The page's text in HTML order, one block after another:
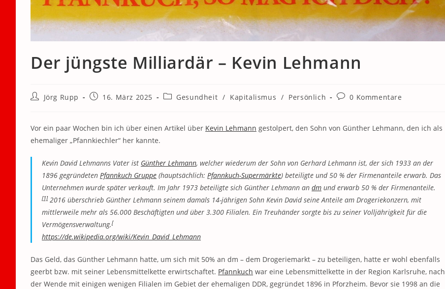
Der jüngste Milliardär – Kevin Lehmann
Beitrags-
Jörg Rupp
Beitrag16. März 2025
Beitrags-
Gesundheit / Kapitalismus / Persönlich
Beitrags-
0 Kommentare
Vor ein paar Wochen bin ich über einen Artikel über Kevin Lehmann gestolpert, den Sohn von Günther Lehmann, den ich als
ehemaliger „Pfannkiechler“ her kannte.
Kevin David Lehmanns Vater ist Günther Lehmann, welcher wiederum der Sohn von Gerhard Lehmann ist, der sich 1933 an der
1896 gegründeten Pfannkuch Gruppe (hauptsächlich: Pfannkuch-Supermärkte) beteiligte und 50 % der Firmenanteile erwarb. Das
Unternehmen wurde später verkauft. Im Jahr 1973 beteiligte sich Günther Lehmann an dm und erwarb 50 % der Firmenanteile.
[1]2016 überschrieb Günther Lehmann seinem damals 14-jährigen Sohn Kevin David seine Anteile am Drogeriekonzern, mit
mittlerweile mehr als 56.000 Beschäftigten und über 3.300 Filialen. Ein Treuhänder sorgte bis zu seiner Volljährigkeit für die
Vermögensverwaltung.[
https://de.wikipedia.org/wiki/Kevin_David_Lehmann
Das Geld, das Günther Lehmann hatte, um sich mit 50% an dm – dem Drogeriemarkt – zu beteiligen, hatte er wohl ebenfalls
geerbt bzw. mit seiner Lebensmittelkette erwirtschaftet. Pfannkuch war eine Lebensmittelkette in der Region Karlsruhe, nach
der Wende mit einigen wenigen Filialen im Gebiet der ehemaligen DDR, gegründet 1896 in Pforzheim. Bevor sie 1998 an die